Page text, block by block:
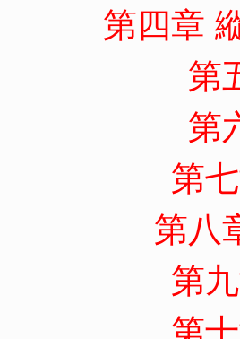
第四章
第
第
第
第八
第
第